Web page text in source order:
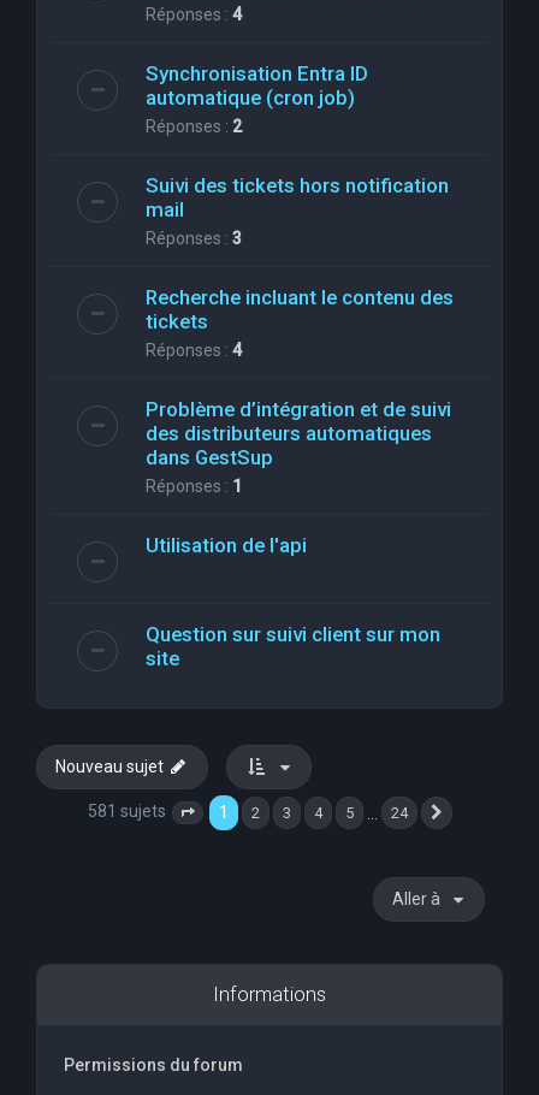
Réponses : 4
Synchronisation Entra ID
automatique (cron job)
Réponses : 2
Suivi des tickets hors notification
mail
Réponses : 3
Recherche incluant le contenu des
tickets
Réponses : 4
Problème d’intégration et de suivi
des distributeurs automatiques
dans GestSup
Réponses : 1
Utilisation de l'api
Question sur suivi client sur mon
site
Nouveau sujet
581 sujets Page 1 sur24
1 2 3 4 5 24
Aller à
Informations
Permissions du forum